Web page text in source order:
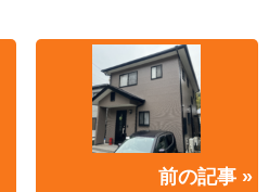
前の記事 »